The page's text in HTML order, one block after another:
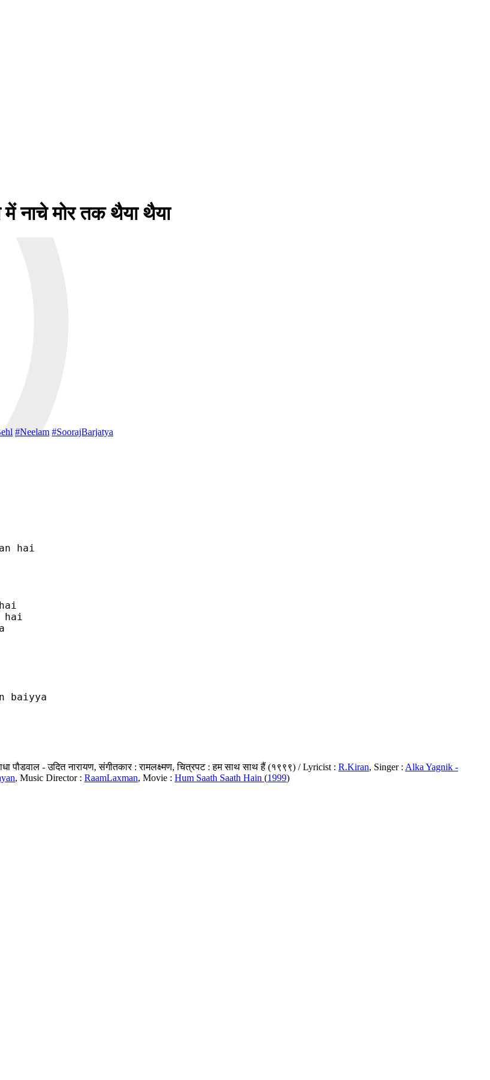
नाचे मोर तक थैया थैया
#Neelam #SoorajBarjatya
hai
hai
baiyya
पौडवाल - उदित नारायण, संगीतकार : रामलक्ष्मण, चित्रपट : हम साथ साथ हैं (१९९९) / Lyricist : R.Kiran, Singer : Alka Yagnik -
, Music Director : RaamLaxman, Movie : Hum Saath Saath Hain (1999)